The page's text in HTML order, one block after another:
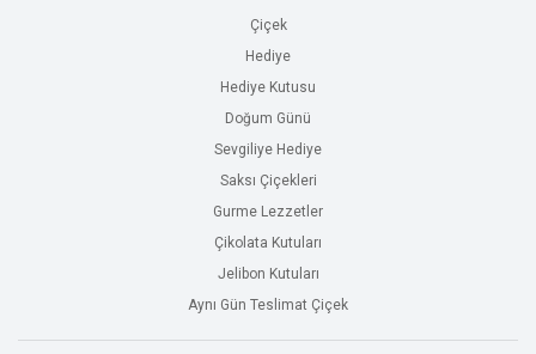
Çiçek
Hediye
Hediye Kutusu
Doğum Günü
Sevgiliye Hediye
Saksı Çiçekleri
Gurme Lezzetler
Çikolata Kutuları
Jelibon Kutuları
Aynı Gün Teslimat Çiçek